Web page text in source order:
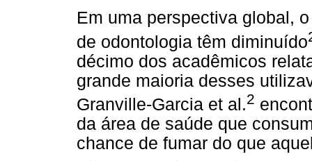
Em uma perspectiva global,
de odontologia têm diminuído
décimo dos acadêmicos
grande maioria desses
Granville-Garcia et al.2
da área de saúde que
chance de fumar do que